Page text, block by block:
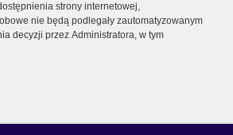
strony internetowej,
nie będą podlegały zautomatyzowanym
decyzji przez Administratora, w tym